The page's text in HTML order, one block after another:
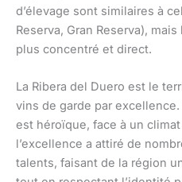
d’élevage sont similaires à
Reserva, Gran Reserva),
plus concentré et direct.
La Ribera del Duero est le
vins de garde par
est héroïque, face à un
l’excellence a attiré de
talents, faisant de la région